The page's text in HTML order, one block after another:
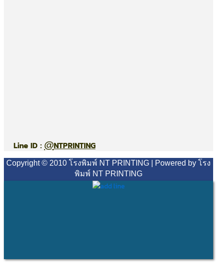
Line ID : @NTPRINTING
Copyright © 2010 โรงพิมพ์ NT PRINTING | Powered by โรง
พิมพ์ NT PRINTING